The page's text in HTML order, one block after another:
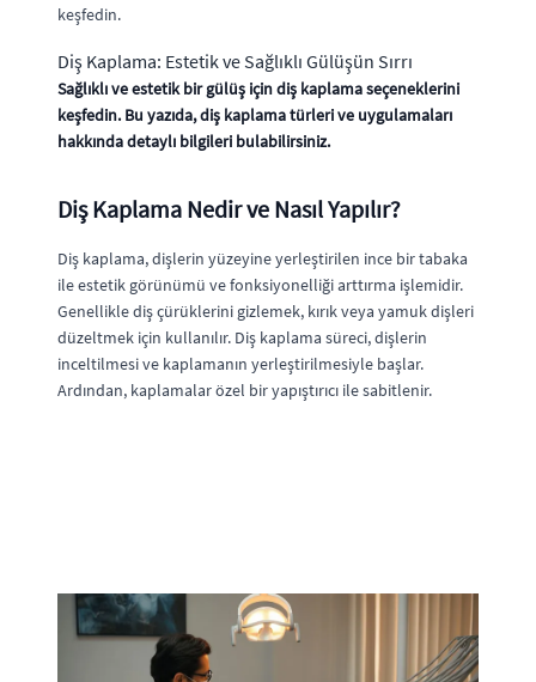
keşfedin.
Diş Kaplama: Estetik ve Sağlıklı Gülüşün Sırrı
Sağlıklı ve estetik bir gülüş için diş kaplama seçeneklerini
keşfedin. Bu yazıda, diş kaplama türleri ve uygulamaları
hakkında detaylı bilgileri bulabilirsiniz.
Diş Kaplama Nedir ve Nasıl Yapılır?
Diş kaplama, dişlerin yüzeyine yerleştirilen ince bir tabaka
ile estetik görünümü ve fonksiyonelliği arttırma işlemidir.
Genellikle diş çürüklerini gizlemek, kırık veya yamuk dişleri
düzeltmek için kullanılır. Diş kaplama süreci, dişlerin
inceltilmesi ve kaplamanın yerleştirilmesiyle başlar.
Ardından, kaplamalar özel bir yapıştırıcı ile sabitlenir.